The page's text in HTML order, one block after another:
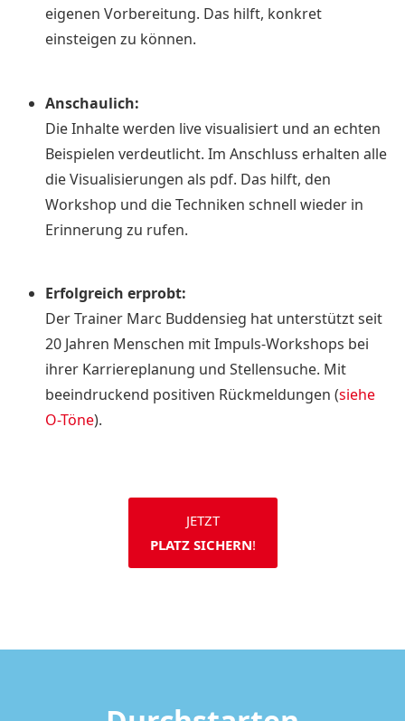
eigenen Vorbereitung. Das hilft, konkret
einsteigen zu können.
Anschaulich:
Die Inhalte werden live visualisiert und an echten
Beispielen verdeutlicht. Im Anschluss erhalten alle
die Visualisierungen als pdf. Das hilft, den
Workshop und die Techniken schnell wieder in
Erinnerung zu rufen.
Erfolgreich erprobt:
Der Trainer Marc Buddensieg hat unterstützt seit
20 Jahren Menschen mit Impuls-Workshops bei
ihrer Karriereplanung und Stellensuche. Mit
beeindruckend positiven Rückmeldungen (siehe
O-Töne).
JETZT
PLATZ SICHERN!